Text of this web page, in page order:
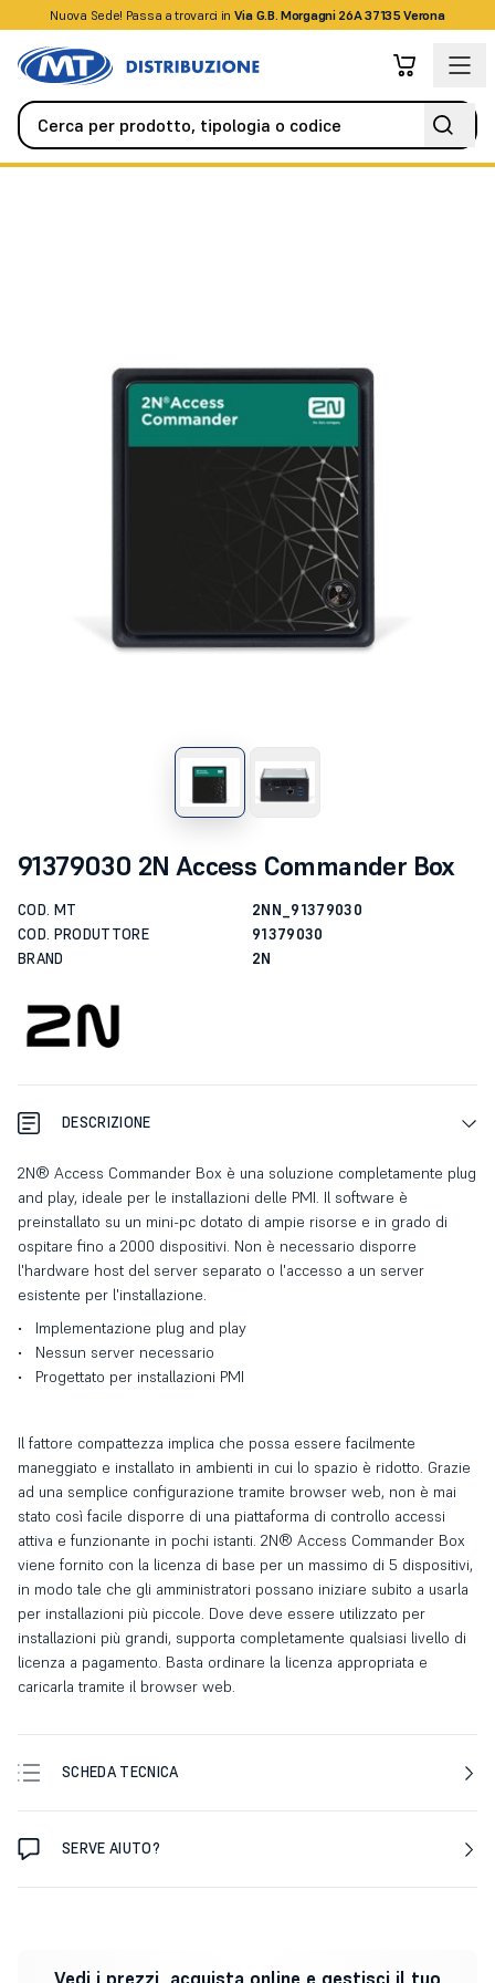
Nuova Sede! Passa a trovarci in Via G.B. Morgagni 26A 37135 Verona
+39045509826
91379030 2N Access Commander Box
COD. MT
2NN_91379030
COD. PRODUTTORE
91379030
BRAND
2N
DESCRIZIONE
2N® Access Commander Box è una soluzione completamente plug
and play, ideale per le installazioni delle PMI. Il software è
preinstallato su un mini-pc dotato di ampie risorse e in grado di
ospitare fino a 2000 dispositivi. Non è necessario disporre
l'hardware host del server separato o l'accesso a un server
esistente per l'installazione.
Implementazione plug and play
Nessun server necessario
Progettato per installazioni PMI
Il fattore compattezza implica che possa essere facilmente
maneggiato e installato in ambienti in cui lo spazio è ridotto. Grazie
ad una semplice configurazione tramite browser web, non è mai
stato così facile disporre di una piattaforma di controllo accessi
attiva e funzionante in pochi istanti. 2N® Access Commander Box
viene fornito con la licenza di base per un massimo di 5 dispositivi,
in modo tale che gli amministratori possano iniziare subito a usarla
per installazioni più piccole. Dove deve essere utilizzato per
installazioni più grandi, supporta completamente qualsiasi livello di
licenza a pagamento. Basta ordinare la licenza appropriata e
caricarla tramite il browser web.
SCHEDA TECNICA
SERVE AIUTO?